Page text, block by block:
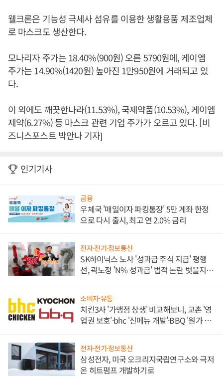
웰크론은 기능성 극세사 섬유를 이용한 생활용품 제조업체
로 마스크도 생산한다.
모나리자 주가는 18.40%(900원) 오른 5790원에, 케이엠
주가는 14.90%(1420원) 높아진 1만950원에 거래되고 있
다.
이 외에도 깨끗한나라(11.53%), 국제약품(10.53%), 케이엠
제약(6.27%) 등 마스크 관련 기업 주가가 오르고 있다. [비
즈니스포스트 박안나 기자]
인기기사
금융
우체국 '매일이자 파킹통장' 5만 계좌 한정
으로 다시 출시, 최고 연 2.0% 금리
전자·전기·정보통신
SK하이닉스 노사 '성과급 주식 지급' 평행
선, 곽노정 'N% 성과급' 법적 논란 벗을지 주
소비자·유통
치킨3사 '가맹점 상생' 비교해보니, 교촌 '영
업권 보호'·bhc '신메뉴 개발'·BBQ '원가 부
전자·전기·정보통신
삼성전자, 미국 오크리지국립연구소와 극저
온 히트펌프 개발하기로